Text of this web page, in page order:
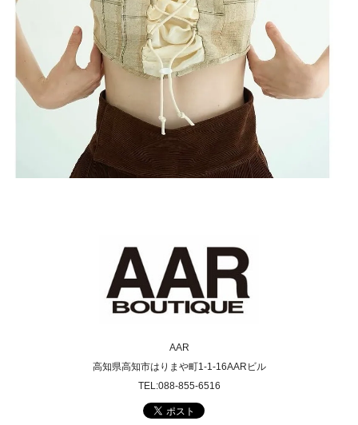
AAR
高知県高知市はりまや町1-1-16AARビル
TEL:088-855-6516